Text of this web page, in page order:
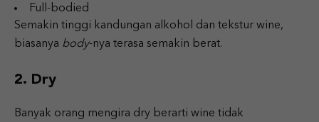
Full-bodied
Semakin tinggi kandungan alkohol dan tekstur wine,
biasanya body-nya terasa semakin berat.
2. Dry
Banyak orang mengira dry berarti wine tidak